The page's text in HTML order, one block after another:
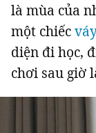
Sản phẩm khác
Tiện ích
Thông tin tòa
là mùa của
một chiếc
diện đi học,
chơi sau giờ